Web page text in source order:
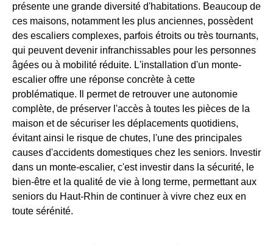
présente une grande diversité d'habitations. Beaucoup de
ces maisons, notamment les plus anciennes, possèdent
des escaliers complexes, parfois étroits ou très tournants,
qui peuvent devenir infranchissables pour les personnes
âgées ou à mobilité réduite. L'installation d'un monte-
escalier offre une réponse concrète à cette
problématique. Il permet de retrouver une autonomie
complète, de préserver l'accès à toutes les pièces de la
maison et de sécuriser les déplacements quotidiens,
évitant ainsi le risque de chutes, l'une des principales
causes d'accidents domestiques chez les seniors. Investir
dans un monte-escalier, c'est investir dans la sécurité, le
bien-être et la qualité de vie à long terme, permettant aux
seniors du Haut-Rhin de continuer à vivre chez eux en
toute sérénité.